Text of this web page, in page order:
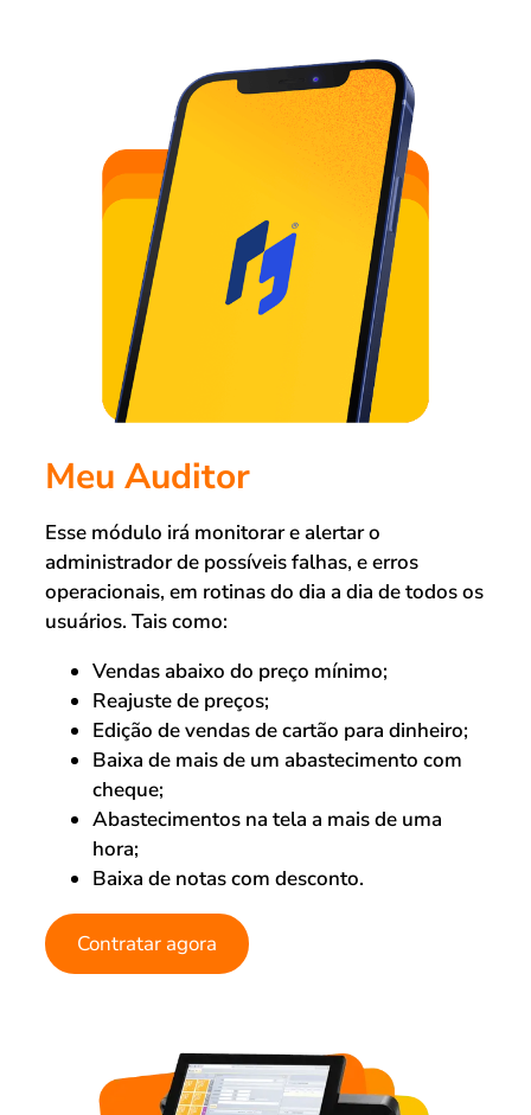
Meu Auditor
Esse módulo irá monitorar e alertar o
administrador de possíveis falhas, e erros
operacionais, em rotinas do dia a dia de todos os
usuários. Tais como:
Vendas abaixo do preço mínimo;
Reajuste de preços;
Edição de vendas de cartão para dinheiro;
Baixa de mais de um abastecimento com
cheque;
Abastecimentos na tela a mais de uma
hora;
Baixa de notas com desconto.
Contratar agora